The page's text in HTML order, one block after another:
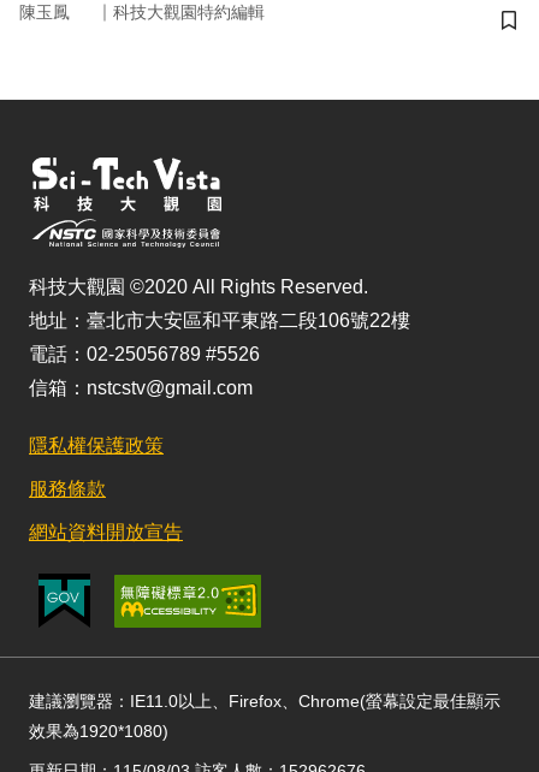
陳玉鳳 ｜ 科技大觀園特約編輯
儲
科技大觀園 ©2020 All Rights Reserved.
地址：臺北市大安區和平東路二段106號22樓
電話：02-25056789 #5526
信箱：nstcstv@gmail.com
隱私權保護政策
服務條款
網站資料開放宣告
建議瀏覽器：IE11.0以上、Firefox、Chrome(螢幕設定最佳顯示
效果為1920*1080)